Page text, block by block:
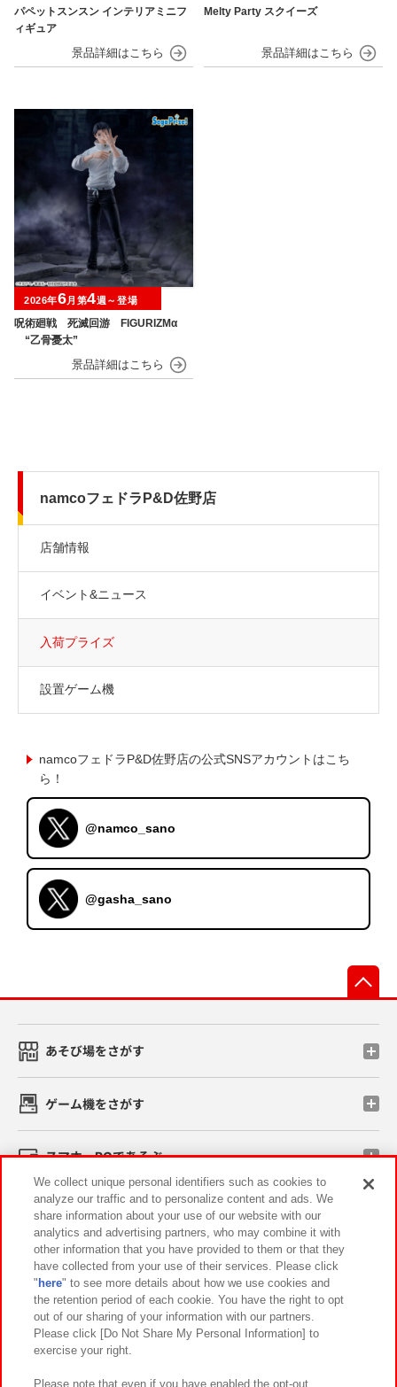
パペットスンスン インテリアミニフ
ィギュア
Melty Party スクイーズ
呪術廻戦 死滅回游 FIGURIZMα
“乙骨憂太”
2026年6月第4週～登場
namcoフェドラP&D佐野店
店舗情報
イベント&ニュース
入荷プライズ
設置ゲーム機
namcoフェドラP&D佐野店の公式SNSアカウントはこち
ら！
@namco_sano
@gasha_sano
あそび場をさがす
ゲーム機をさがす
スマホ・PCであそぶ
イベント・キャンペーン
関連会社 サステナビリティ サイトポリシー
プライバシーポリシー ウェブアクセシビリティ方針と検証結果
お取引先さまとともに
カスタマーハラスメント対応方針 よくあるご質問・お問い合わせ
We collect unique personal identifiers such as cookies to
analyze our traffic and to personalize content and ads. We
share information about your use of our website with our
analytics and advertising partners, who may combine it with
other information that you have provided to them or that they
have collected from your use of their services. Please click
" here" to see more details about how we use cookies and
the retention period of each cookie. You have the right to opt
out of our sharing of your information with our partners.
Please click [Do Not Share My Personal Information] to
exercise your right.
Please note that even if you have enabled the opt-out